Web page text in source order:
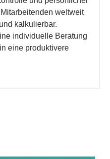
weltweit
kalkulierbar.
individuelle Beratung
eine produktivere